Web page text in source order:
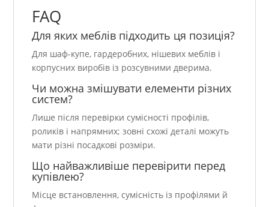
FAQ
Для яких меблів підходить ця позиція?
Для шаф-купе, гардеробних, нішевих меблів і
корпусних виробів із розсувними дверима.
Чи можна змішувати елементи різних
систем?
Лише після перевірки сумісності профілів,
роликів і напрямних; зовні схожі деталі можуть
мати різні посадкові розміри.
Що найважливіше перевірити перед
купівлею?
Місце встановлення, сумісність із профілями й